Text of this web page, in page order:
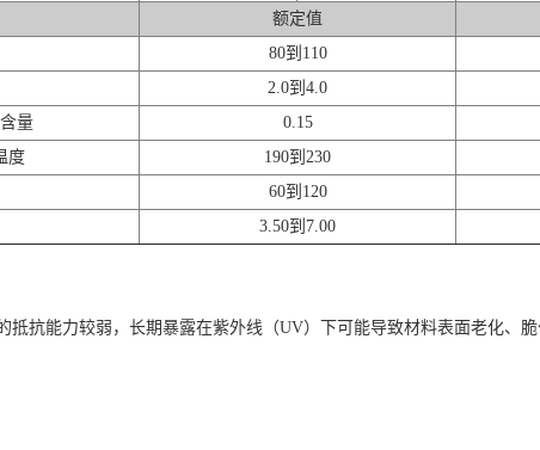
额定值
80到110
2.0到4.0
量
0.15
度
190到230
60到120
3.50到7.00
抵抗能力较弱，长期暴露在紫外线（UV）下可能导致材料表面老化、